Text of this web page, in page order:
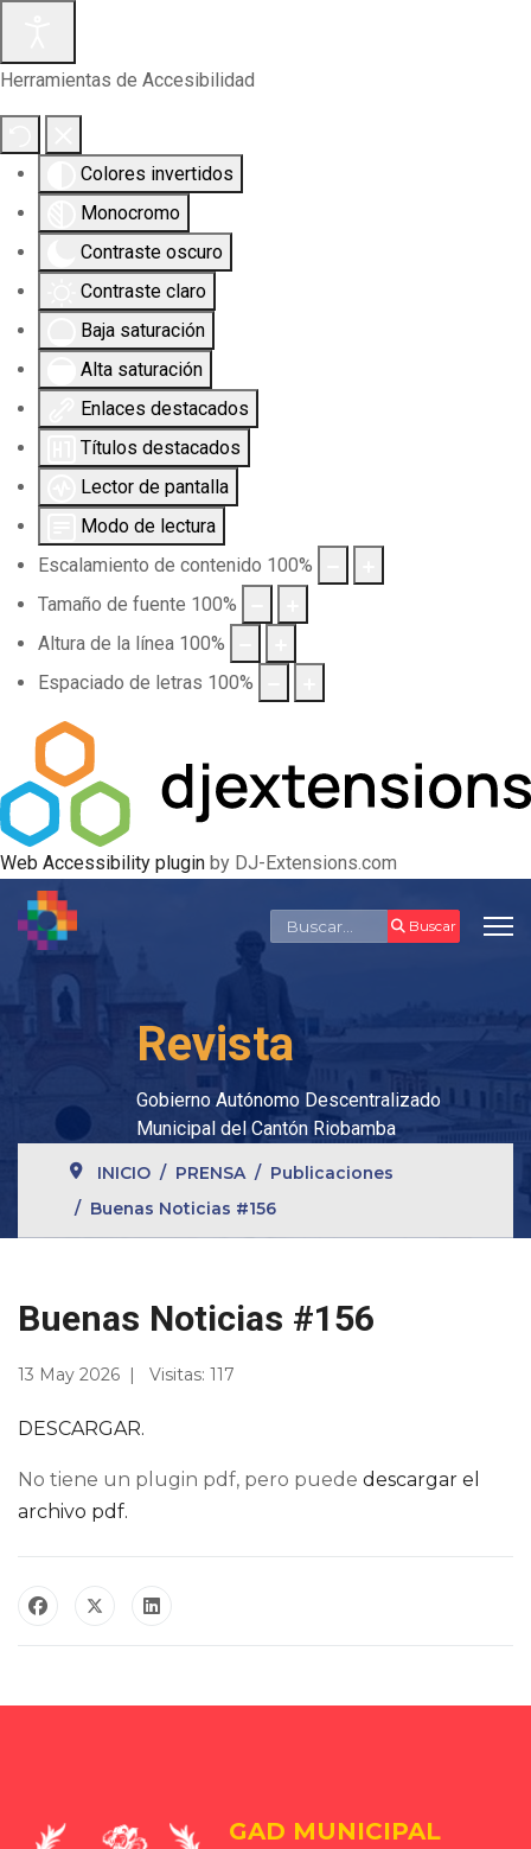
Herramientas de Accesibilidad
Colores invertidos
Monocromo
Contraste oscuro
Contraste claro
Baja saturación
Alta saturación
Enlaces destacados
Títulos destacados
Lector de pantalla
Modo de lectura
Escalamiento de contenido 100%
Tamaño de fuente 100%
Altura de la línea 100%
Espaciado de letras 100%
Web Accessibility plugin by DJ-Extensions.com
Buscar Buscar
Revista
Gobierno Autónomo Descentralizado
Municipal del Cantón Riobamba
INICIO PRENSA
Publicaciones
Buenas Noticias #156
Buenas Noticias #156
13 May 2026 Visitas: 117
DESCARGAR.
No tiene un plugin pdf, pero puede descargar el
archivo pdf.
GAD MUNICIPAL